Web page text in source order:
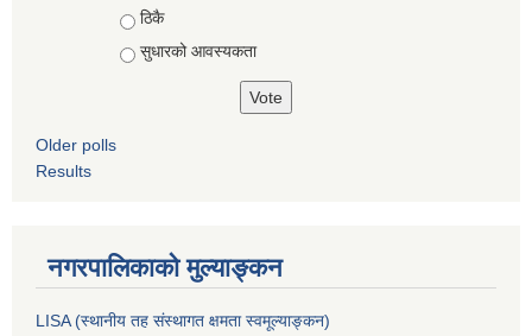
ठिकै
सुधारको आवस्यकता
Older polls
Results
नगरपालिकाको मुल्याङ्कन
LISA (स्थानीय तह संस्थागत क्षमता स्वमूल्याङ्कन)